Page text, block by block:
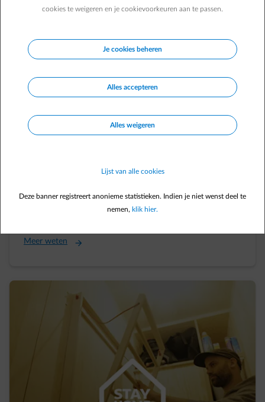
Meer weten
cookies te weigeren en je cookievoorkeuren aan te passen.
Je cookies beheren
Alles accepteren
Alles weigeren
Lijst van alle cookies
Deze banner registreert anonieme statistieken. Indien je niet wenst deel te
nemen, klik hier.